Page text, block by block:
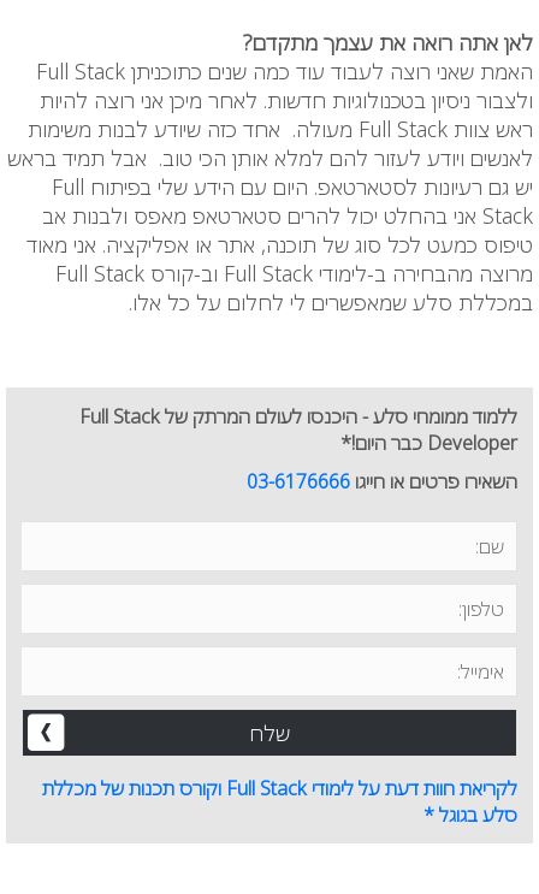
לאן אתה רואה את עצמך מתקדם?
האמת שאני רוצה לעבוד עוד כמה שנים כתוכניתן Full Stack
ולצבור ניסיון בטכנולוגיות חדשות. לאחר מיכן אני רוצה להיות
ראש צוות Full Stack מעולה. אחד כזה שיודע לבנות משימות
לאנשים ויודע לעזור להם למלא אותן הכי טוב. אבל תמיד בראש
יש גם רעיונות לסטארטאפ. היום עם הידע שלי בפיתוח Full
Stack אני בהחלט יכול להרים סטארטאפ מאפס ולבנות אב
טיפוס כמעט לכל סוג של תוכנה, אתר או אפליקציה. אני מאוד
מרוצה מהבחירה ב-לימודי Full Stack
וב-קורס Full Stack
במכללת סלע שמאפשרים לי לחלום על כל אלו.
ללמוד ממומחי סלע - היכנסו לעולם המרתק של Full Stack
Developer כבר היום!*
השאירו פרטים או חייגו03-6176666
לקריאת חוות דעת על לימודי Full Stack וקורס תכנות של מכללת
סלע בגוגל *